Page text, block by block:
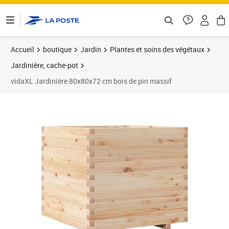
Accueil boutique Jardin
Plantes et soins des végétaux
Jardinière, cache-pot
vidaXL Jardinière 80x80x72 cm bois de pin massif